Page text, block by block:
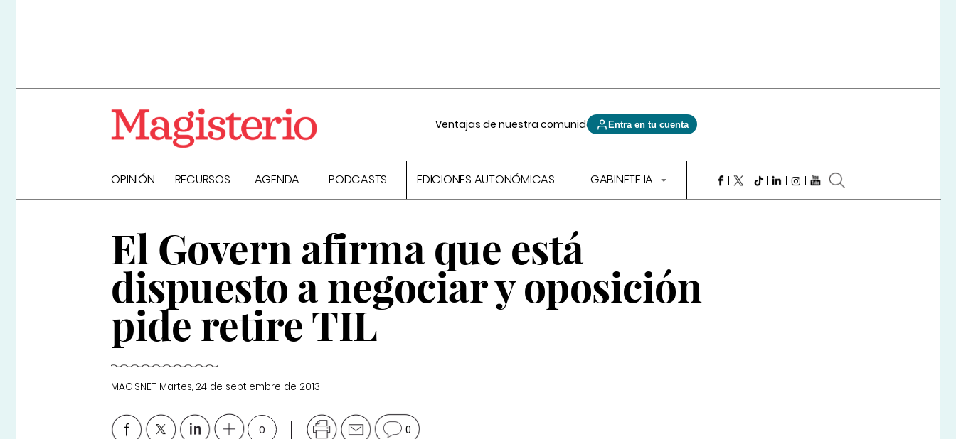
Ventajas de nuestra comunidad Entra en tu cuenta
OPINIÓN RECURSOS AGENDA PODCASTS EDICIONES AUTONÓMICAS GABINETE IA
El Govern afirma que está
dispuesto a negociar y oposición
pide retire TIL
MAGISNET Martes, 24 de septiembre de 2013
0 0